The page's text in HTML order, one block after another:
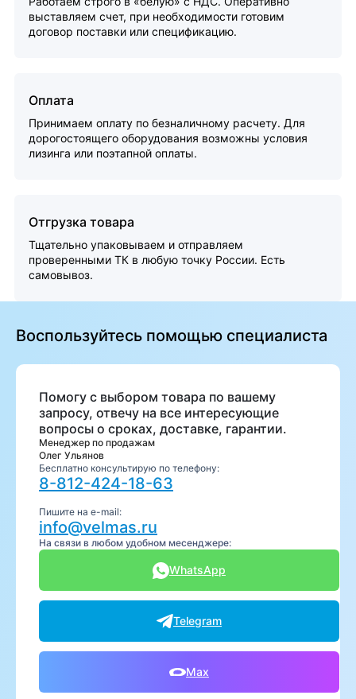
выставляем счет, при необходимости готовим
договор поставки или спецификацию.
Оплата
Принимаем оплату по безналичному расчету. Для
дорогостоящего оборудования возможны условия
лизинга или поэтапной оплаты.
Отгрузка товара
Тщательно упаковываем и отправляем
проверенными ТК в любую точку России. Есть
самовывоз.
Воспользуйтесь помощью специалиста
Помогу с выбором товара по вашему
запросу, отвечу на все интересующие
вопросы о сроках, доставке, гарантии.
Менеджер по продажам
Олег Ульянов
Бесплатно консультирую по телефону:
8-812-424-18-63
Пишите на e-mail:
info@velmas.ru
На связи в любом удобном месенджере:
WhatsApp
Telegram
Max